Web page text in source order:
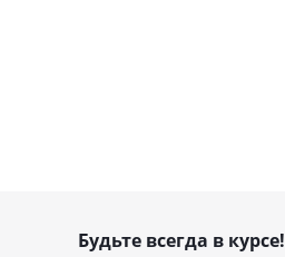
Будьте всегда в курсе!